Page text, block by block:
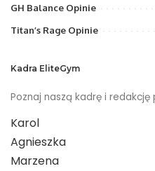
GH Balance Opinie
Titan’s Rage Opinie
Kadra EliteGym
Poznaj naszą kadrę i redakcję
Karol
Agnieszka
Marzena